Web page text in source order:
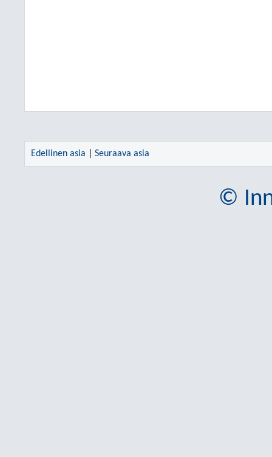
Edellinen asia Seuraava asia
©